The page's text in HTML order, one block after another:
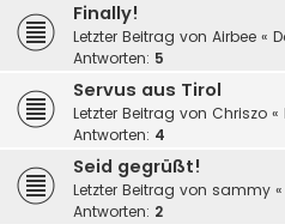
Finally!
Letzter Beitrag von Airbee «
Antworten: 5
Servus aus Tirol
Letzter Beitrag von Chriszo «
Antworten: 4
Seid gegrüßt!
Letzter Beitrag von sammy «
Antworten: 2